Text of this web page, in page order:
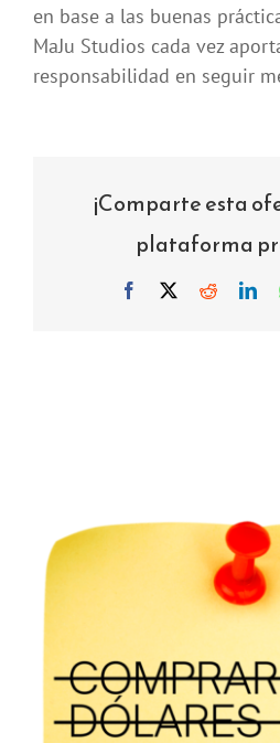
en base a las buenas
MaJu Studios cada vez
responsabilidad en seguir
¡Comparte esta
plataforma
Facebook Reddit